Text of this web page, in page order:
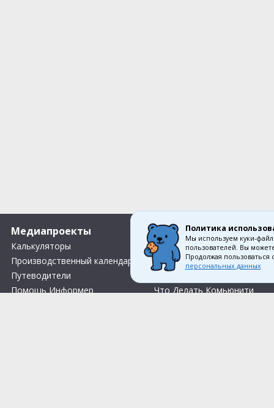
Медиапроекты
Калькуляторы
Производственный календарь
Путеводители
Помощь Информер
О компании
Вакансии
Контакты
О нас
Что Делать Комьюнити
Политика
Мы используем куки-
пользователей. Вы
Продолжая
персональных данных